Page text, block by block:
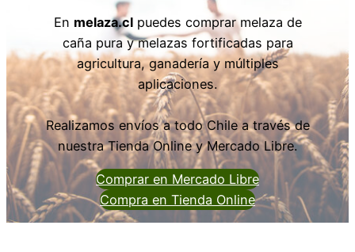
En melaza.clpuedes comprar melaza de
caña pura y melazas fortificadas para
agricultura, ganadería y múltiples
aplicaciones.
Realizamos envíos a todo Chile a través de
nuestra Tienda Online y Mercado Libre.
Comprar en Mercado Libre
Compra en Tienda Online